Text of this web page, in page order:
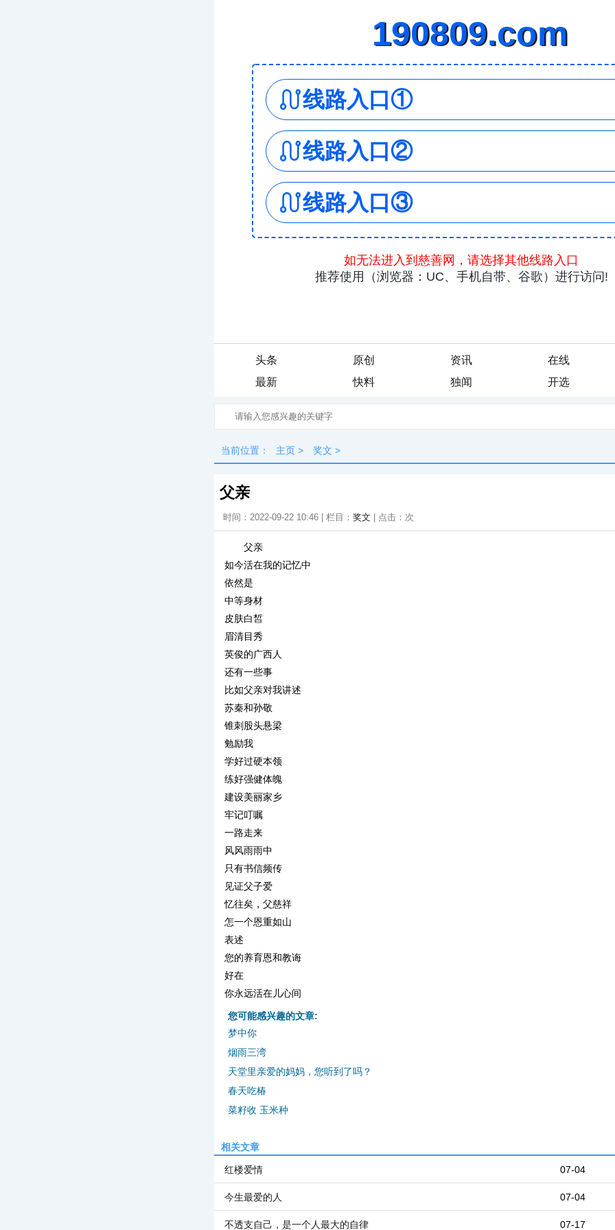
头条 原创 资讯
在线
最新
快料 独闻 开选
当前位置： 主页 > 奖文 >
父亲
时间：2022-09-22 10:46 | 栏目： 奖文 | 点击： 次
父亲
如今活在我的记忆中
依然是
中等身材
皮肤白皙
眉清目秀
英俊的广西人
还有一些事
比如父亲对我讲述
苏秦和孙敬
锥刺股头悬梁
勉励我
学好过硬本领
练好强健体魄
建设美丽家乡
牢记叮嘱
一路走来
风风雨雨中
只有书信频传
见证父子爱
忆往矣，父慈祥
怎一个恩重如山
表述
您的养育恩和教诲
好在
你永远活在儿心间
您可能感兴趣的文章:
梦中你
烟雨三湾
天堂里亲爱的妈妈，您听到了吗？
春天吃椿
菜籽收 玉米种
相关文章
07-04
红楼爱情
07-04
今生最爱的人
07-17
不透支自己，是一个人最大的自律